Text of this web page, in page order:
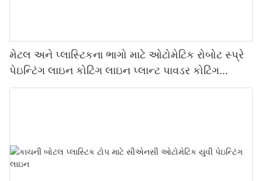
મેટલ અને પ્લાસ્ટિકના ભાગો માટે ઓટોમેટિક રોબોટ સ્પ્રે
પેઇન્ટિંગ લાઇન કોટિંગ લાઇન પ્લાન્ટ પાવડર કોટિંગ
પ્રોડક્શન લાઇન